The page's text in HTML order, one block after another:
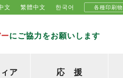
にご協力をお願いします
各種印刷物
文 繁體中文 한국어
ア 応 援